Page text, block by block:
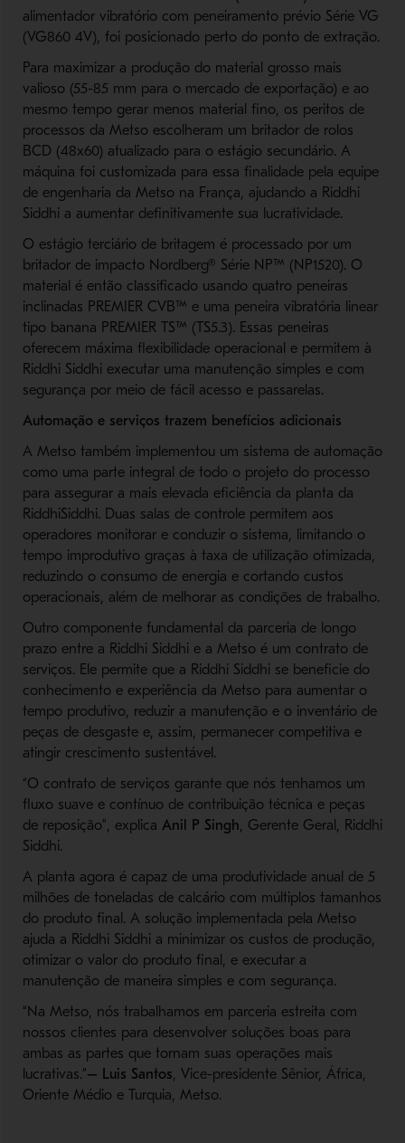
alimentador vibratório com peneiramento prévio Série VG
(VG860 4V), foi posicionado perto do ponto de extração.
Para maximizar a produção do material grosso mais
valioso (55-85 mm para o mercado de exportação) e ao
mesmo tempo gerar menos material fino, os peritos de
processos da Metso escolheram um britador de rolos
BCD (48x60) atualizado para o estágio secundário. A
máquina foi customizada para essa finalidade pela equipe
de engenharia da Metso na França, ajudando a Riddhi
Siddhi a aumentar definitivamente sua lucratividade.
O estágio terciário de britagem é processado por um
britador de impacto Nordberg® Série NP™ (NP1520). O
material é então classificado usando quatro peneiras
inclinadas PREMIER CVB™ e uma peneira vibratória linear
tipo banana PREMIER TS™ (TS5.3). Essas peneiras
oferecem máxima flexibilidade operacional e permitem à
Riddhi Siddhi executar uma manutenção simples e com
segurança por meio de fácil acesso e passarelas.
Automação e serviços trazem benefícios adicionais
A Metso também implementou um sistema de automação
como uma parte integral de todo o projeto do processo
para assegurar a mais elevada eficiência da planta da
RiddhiSiddhi. Duas salas de controle permitem aos
operadores monitorar e conduzir o sistema, limitando o
tempo improdutivo graças à taxa de utilização otimizada,
reduzindo o consumo de energia e cortando custos
operacionais, além de melhorar as condições de trabalho.
Outro componente fundamental da parceria de longo
prazo entre a Riddhi Siddhi e a Metso é um contrato de
serviços. Ele permite que a Riddhi Siddhi se beneficie do
conhecimento e experiência da Metso para aumentar o
tempo produtivo, reduzir a manutenção e o inventário de
peças de desgaste e, assim, permanecer competitiva e
atingir crescimento sustentável.
“O contrato de serviços garante que nós tenhamos um
fluxo suave e contínuo de contribuição técnica e peças
de reposição”, explica Anil P Singh, Gerente Geral, Riddhi
Siddhi.
A planta agora é capaz de uma produtividade anual de 5
milhões de toneladas de calcário com múltiplos tamanhos
do produto final. A solução implementada pela Metso
ajuda a Riddhi Siddhi a minimizar os custos de produção,
otimizar o valor do produto final, e executar a
manutenção de maneira simples e com segurança.
“Na Metso, nós trabalhamos em parceria estreita com
nossos clientes para desenvolver soluções boas para
ambas as partes que tornam suas operações mais
lucrativas.”– Luis Santos, Vice-presidente Sênior, África,
Oriente Médio e Turquia, Metso.